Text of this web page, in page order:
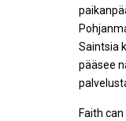
Saintsia
pääsee
Faith